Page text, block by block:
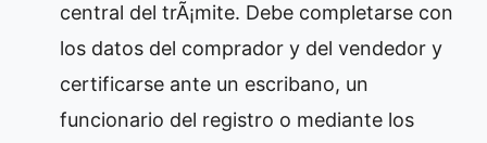
central del trÃ¡mite. Debe completarse con
los datos del comprador y del vendedor y
certificarse ante un escribano, un
funcionario del registro o mediante los